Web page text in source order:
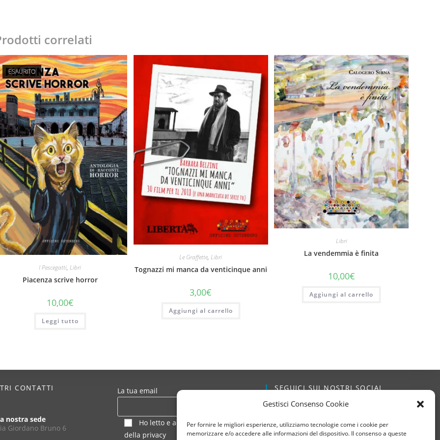
Gestisci Consenso Cookie
Per fornire le migliori esperienze, utilizziamo tecnologie come i cookie per
memorizzare e/o accedere alle informazioni del dispositivo. Il consenso a queste
correlati
ESAURITO
I Pescegatti,Libri
Piacenza scrive horror
10,00€
Leggi tutto
Le Graffette,Libri
Tognazzi mi manca da venticinque anni
3,00€
Aggiungi al carrello
Libri
La vendemmia è finita
10,00€
Aggiungi al carrello
CONTATTI
nostra sede
Giordano Bruno 6
La tua email
Ho letto e accetto le condizioni
della privacy
SEGUICI SUI NOSTRI SOCIAL